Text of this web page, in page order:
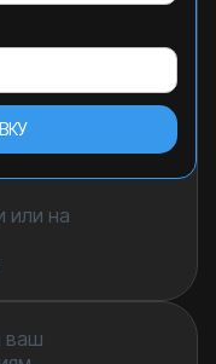
или на
ваш